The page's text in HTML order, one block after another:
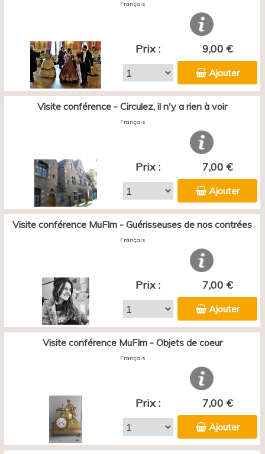
Français
Prix : 9,00 €
Ajouter
Visite conférence - Circulez, il n'y a rien à voir
Français
Prix : 7,00 €
Ajouter
Visite conférence MuFIm - Guérisseuses de nos contrées
Français
Prix : 7,00 €
Ajouter
Visite conférence MuFIm - Objets de coeur
Français
Prix : 7,00 €
Ajouter